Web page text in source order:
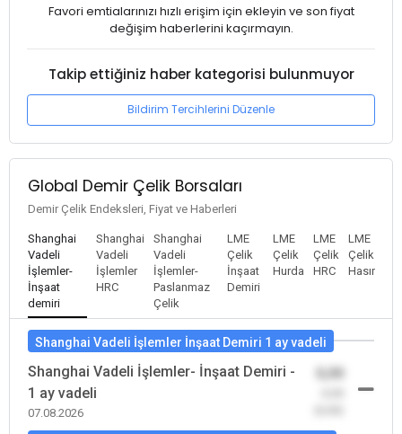
Favori emtialarınızı hızlı erişim için ekleyin ve son fiyat
değişim haberlerini kaçırmayın.
Takip ettiğiniz haber kategorisi bulunmuyor
Bildirim Tercihlerini Düzenle
Global Demir Çelik Borsaları
Demir Çelik Endeksleri, Fiyat ve Haberleri
Shanghai
Vadeli
İşlemler-
İnşaat
demiri
Shanghai
Vadeli
İşlemler
HRC
Shanghai
Vadeli
İşlemler-
Paslanmaz
Çelik
LME
Çelik
İnşaat
Demiri
LME
Çelik
Hurda
LME
Çelik
HRC
LME
Çelik
Hasır
Shanghai Vadeli İşlemler İnşaat Demiri 1 ay vadeli
Shanghai Vadeli İşlemler- İnşaat Demiri -
1 ay vadeli
07.08.2026